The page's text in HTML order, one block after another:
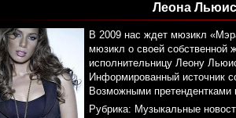
Леона
В 2009 нас ждет мюзикл
мюзикл о своей собственной
исполнительницу Леону
Информированный источник
Возможными
Рубрика: Музыкальные